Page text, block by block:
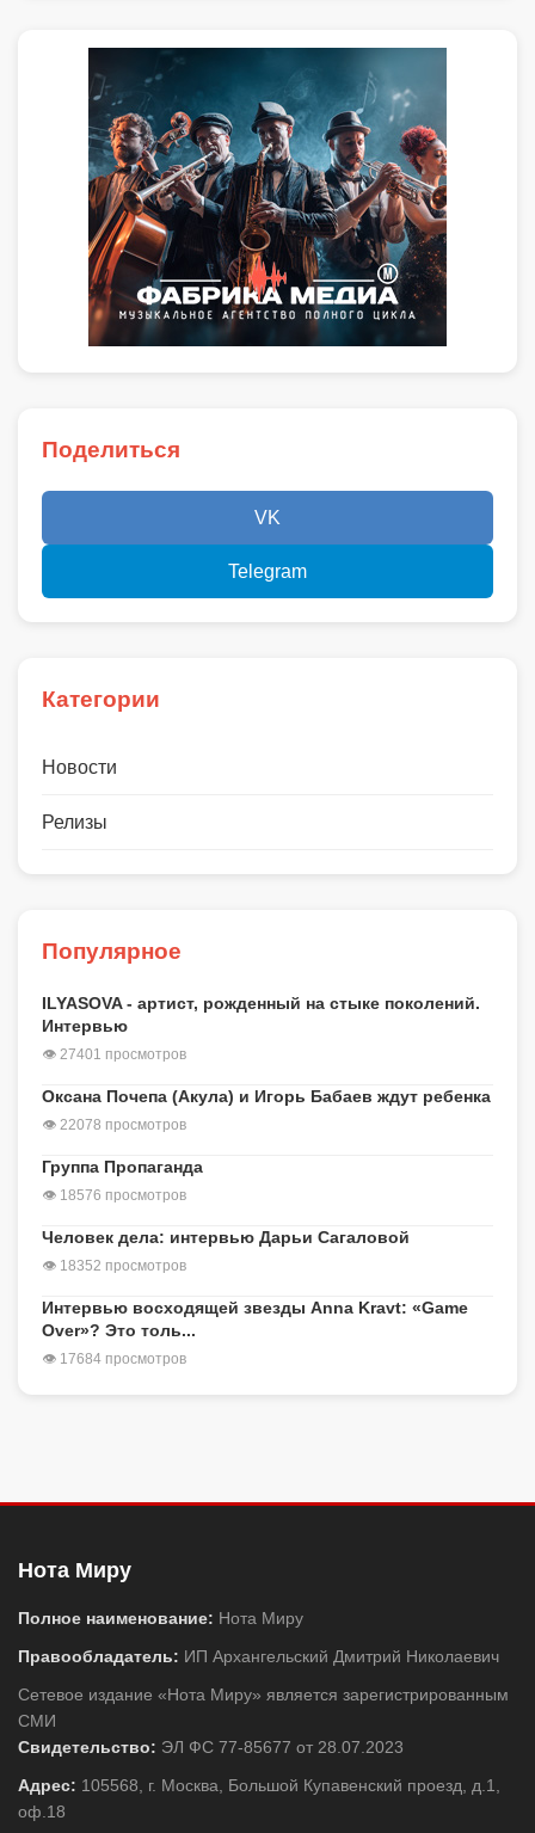
Поделиться
VK
Telegram
Категории
Новости
Релизы
Популярное
ILYASOVA - артист, рожденный на стыке поколений.
Интервью
👁 27401 просмотров
Оксана Почепа (Акула) и Игорь Бабаев ждут ребенка
👁 22078 просмотров
Группа Пропаганда
👁 18576 просмотров
Человек дела: интервью Дарьи Сагаловой
👁 18352 просмотров
Интервью восходящей звезды Anna Kravt: «Game
Over»? Это толь...
👁 17684 просмотров
Нота Миру
Полное наименование: Нота Миру
Правообладатель: ИП Архангельский Дмитрий Николаевич
Сетевое издание «Нота Миру» является зарегистрированным
СМИ
Свидетельство: ЭЛ ФС 77-85677 от 28.07.2023
Адрес: 105568, г. Москва, Большой Купавенский проезд, д.1,
оф.18